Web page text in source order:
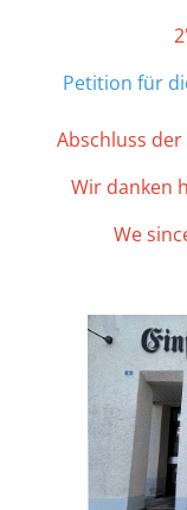
Petition für
Abschluss
Wir danken
We